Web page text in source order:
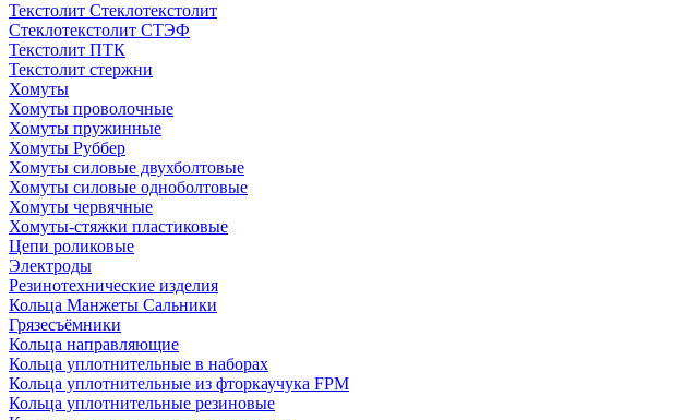
Текстолит Стеклотекстолит
Стеклотекстолит СТЭФ
Текстолит ПТК
Текстолит стержни
Хомуты
Хомуты проволочные
Хомуты пружинные
Хомуты Руббер
Хомуты силовые двухболтовые
Хомуты силовые одноболтовые
Хомуты червячные
Хомуты-стяжки пластиковые
Цепи роликовые
Электроды
Резинотехнические изделия
Кольца Манжеты Сальники
Грязесъёмники
Кольца направляющие
Кольца уплотнительные в наборах
Кольца уплотнительные из фторкаучука FPM
Кольца уплотнительные резиновые